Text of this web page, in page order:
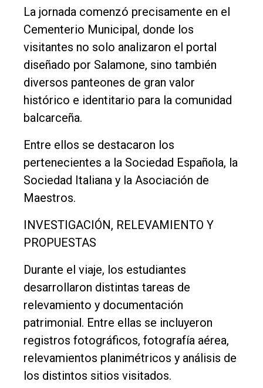
La jornada comenzó precisamente en el
Cementerio Municipal, donde los
visitantes no solo analizaron el portal
diseñado por Salamone, sino también
diversos panteones de gran valor
histórico e identitario para la comunidad
balcarceña.
Entre ellos se destacaron los
pertenecientes a la Sociedad Española, la
Sociedad Italiana y la Asociación de
Maestros.
INVESTIGACIÓN, RELEVAMIENTO Y
PROPUESTAS
Durante el viaje, los estudiantes
desarrollaron distintas tareas de
relevamiento y documentación
patrimonial. Entre ellas se incluyeron
registros fotográficos, fotografía aérea,
relevamientos planimétricos y análisis de
los distintos sitios visitados.